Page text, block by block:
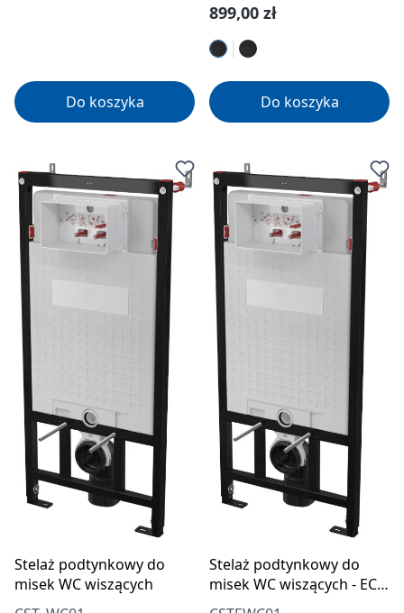
Do koszyka
Cena regularna:
899,00 zł
Do koszyka
Stelaż podtynkowy do
misek WC wiszących
Stelaż podtynkowy do
misek WC wiszących - ECO
spłukiwanie 4/2 l